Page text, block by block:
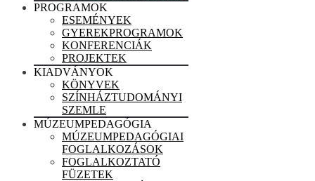
PROGRAMOK
ESEMÉNYEK
GYEREKPROGRAMOK
KONFERENCIÁK
PROJEKTEK
KIADVÁNYOK
KÖNYVEK
SZÍNHÁZTUDOMÁNYI
SZEMLE
MÚZEUMPEDAGÓGIA
MÚZEUMPEDAGÓGIAI
FOGLALKOZÁSOK
FOGLALKOZTATÓ
FÜZETEK